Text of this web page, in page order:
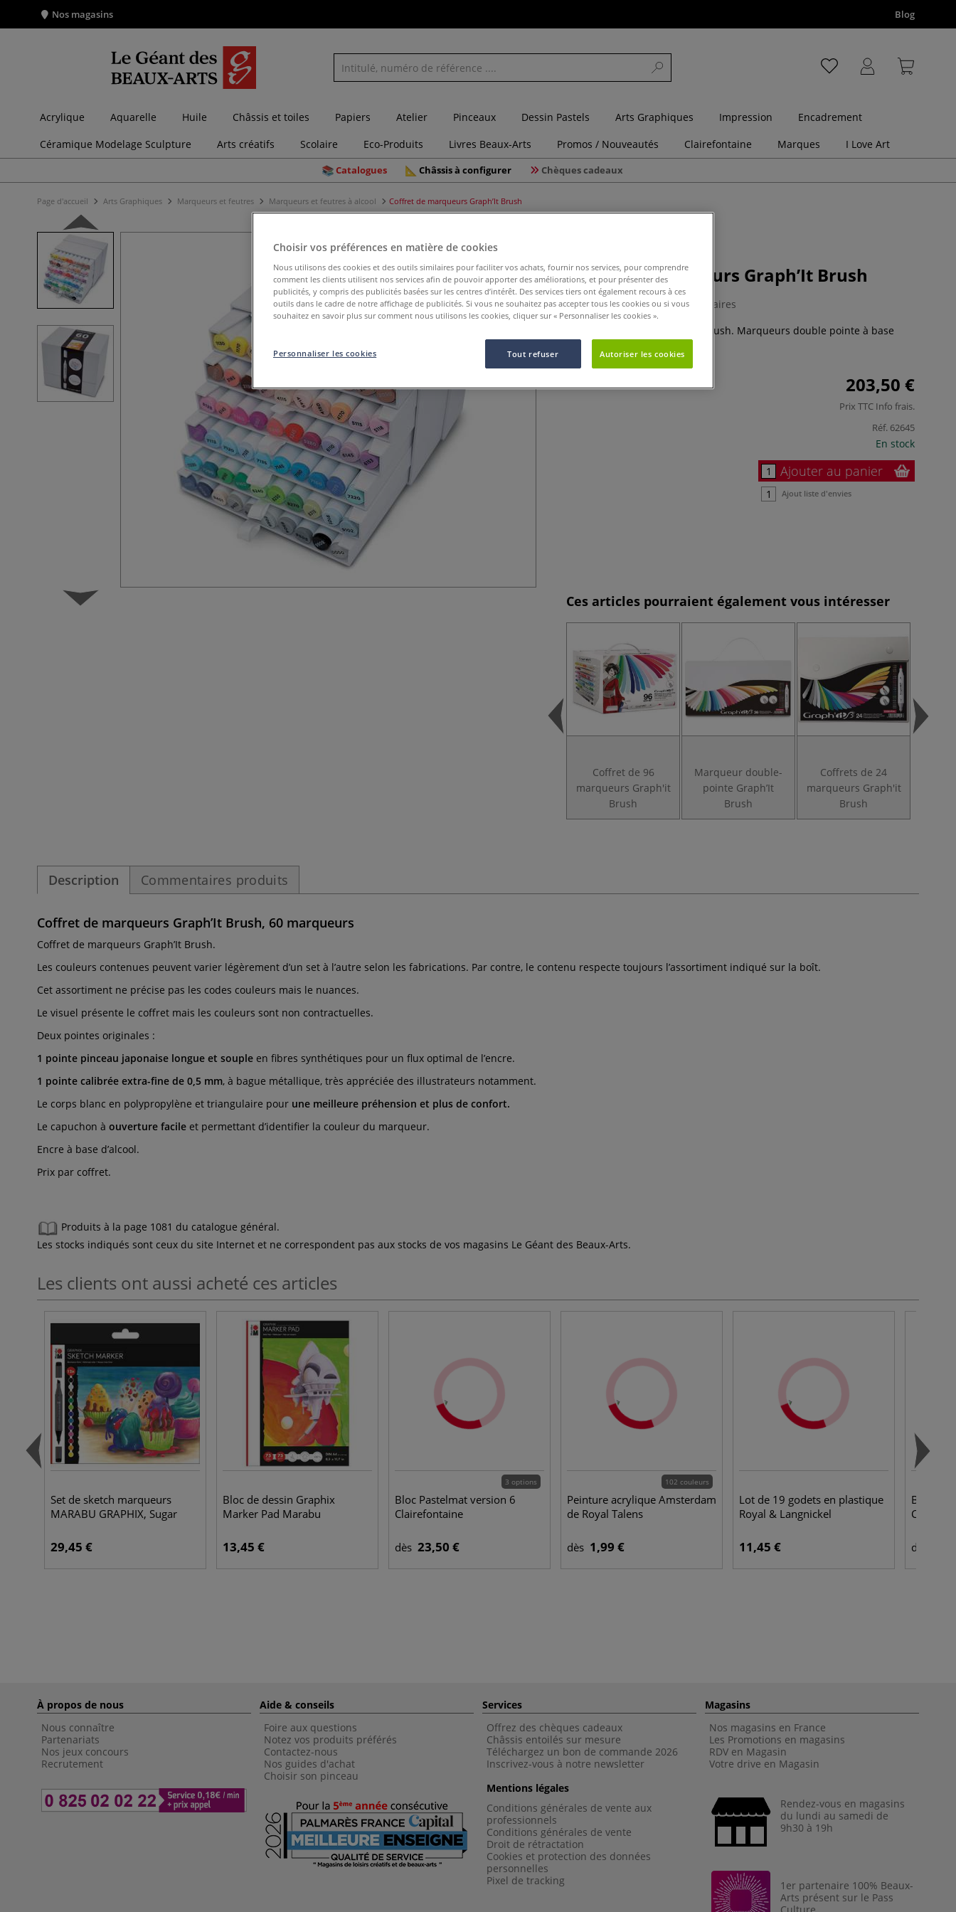
Nos magasins Blog
Acrylique Aquarelle Huile Châssis et toiles Papiers Atelier Pinceaux Dessin Pastels Arts Graphiques Impression
Encadrement
Céramique Modelage Sculpture
Arts créatifs Scolaire Eco-Produits Livres Beaux-Arts Promos / Nouveautés Clairefontaine Marques I Love Art
Catalogues Châssis à configurer Chèques cadeaux
Page d'accueil Arts Graphiques Marqueurs et feutres Marqueurs et feutres à alcool Coffret de marqueurs Graph’It Brush
Coffret de marqueurs Graph’It Brush
0 Commentaires
Coffret de marqueurs Graph’It Brush. Marqueurs double pointe à base
203,50 €
Prix TTC Info frais.
Réf. 62645
En stock
Ajouter au panier
Ajout liste d'envies
Ces articles pourraient également vous intéresser
Coffret de 96
marqueurs Graph'it
Brush
Marqueur double-
pointe Graph’It
Brush
Coffrets de 24
marqueurs Graph'it
Brush
Description Commentaires produits
Coffret de marqueurs Graph’It Brush, 60 marqueurs
Coffret de marqueurs Graph’It Brush.
Les couleurs contenues peuvent varier légèrement d’un set à l’autre selon les fabrications. Par contre, le contenu respecte toujours l’assortiment indiqué sur la boît.
Cet assortiment ne précise pas les codes couleurs mais le nuances.
Le visuel présente le coffret mais les couleurs sont non contractuelles.
Deux pointes originales :
1 pointe pinceau japonaise longue et souple en fibres synthétiques pour un flux optimal de l’encre.
1 pointe calibrée extra-fine de 0,5 mm, à bague métallique, très appréciée des illustrateurs notamment.
Le corps blanc en polypropylène et triangulaire pour une meilleure préhension et plus de confort.
Le capuchon à ouverture facile et permettant d’identifier la couleur du marqueur.
Encre à base d’alcool.
Prix par coffret.
Produits à la page 1081 du catalogue général.
Les stocks indiqués sont ceux du site Internet et ne correspondent pas aux stocks de vos magasins Le Géant des Beaux-Arts.
Les clients ont aussi acheté ces articles
Set de sketch marqueurs
MARABU GRAPHIX, Sugar
29,45 €
Bloc de dessin Graphix
Marker Pad Marabu
13,45 €
3 options
Bloc Pastelmat version 6
Clairefontaine
dès 23,50 €
102 couleurs
Peinture acrylique Amsterdam
de Royal Talens
dès 1,99 €
Lot de 19 godets en plastique
Royal & Langnickel
11,45 €
Bloc
dès
À propos de nous
Nous connaître
Partenariats
Nos jeux concours
Recrutement
Aide & conseils
Foire aux questions
Notez vos produits préférés
Contactez-nous
Nos guides d'achat
Choisir son pinceau
Services
Offrez des chèques cadeaux
Châssis entoilés sur mesure
Téléchargez un bon de commande 2026
Inscrivez-vous à notre newsletter
Mentions légales
Conditions générales de vente aux
professionnels
Conditions générales de vente
Droit de rétractation
Cookies et protection des données
personnelles
Pixel de tracking
Magasins
Nos magasins en France
Les Promotions en magasins
RDV en Magasin
Votre drive en Magasin
Rendez-vous en magasins
du lundi au samedi de
9h30 à 19h
1er partenaire 100% Beaux-
Arts présent sur le Pass
Choisir vos préférences en matière de cookies
Nous utilisons des cookies et des outils similaires pour faciliter vos achats, fournir nos services, pour comprendre
comment les clients utilisent nos services afin de pouvoir apporter des améliorations, et pour présenter des
publicités, y compris des publicités basées sur les centres d’intérêt. Des services tiers ont également recours à ces
outils dans le cadre de notre affichage de publicités. Si vous ne souhaitez pas accepter tous les cookies ou si vous
souhaitez en savoir plus sur comment nous utilisons les cookies, cliquer sur « Personnaliser les cookies ».
Tout refuser Autoriser les cookies
Personnaliser les cookies